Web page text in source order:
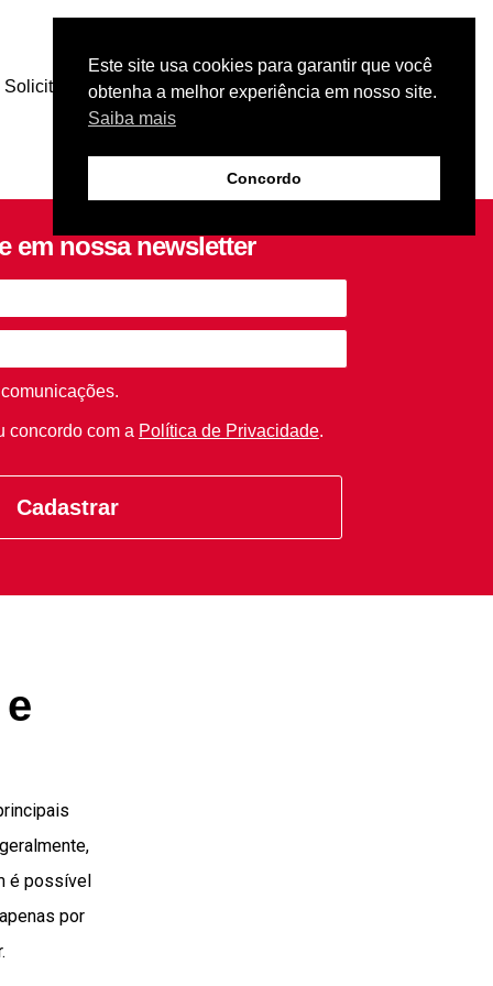
Solicite uma cotação
em nossa newsletter
concordo com a Política de Privacidade.
Cadastrar
é possível
por
Este site usa cookies para garantir que você
obtenha a melhor experiência em nosso site.
Saiba mais
Concordo